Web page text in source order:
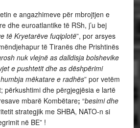
e angazhimeve për mbrojtjen e
dhe euroatlantike të RSh, j’u bej
të Kryetarëve fuqiplotë”, por arsyes
të Tiranës dhe Prishtinës
nuk vlejnë as dalldisja bolshevike
e pushtetit dhe as dëshpërimi
mëkatare e radhës” por vetëm
përkushtimi dhe përgjegjësia e lartë
mbarë Kombëtare; “besimi dhe
strategjik me SHBA, NATO-n si
në BE” !